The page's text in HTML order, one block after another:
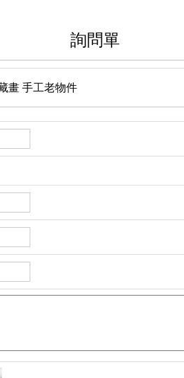
詢問單
畫 手工老物件